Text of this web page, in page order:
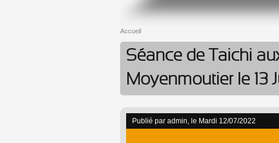
Vous êtes ici
Accueil
Séance de Taichi
Moyenmoutier le 13
Publié par admin, le Mardi 12/07/2022